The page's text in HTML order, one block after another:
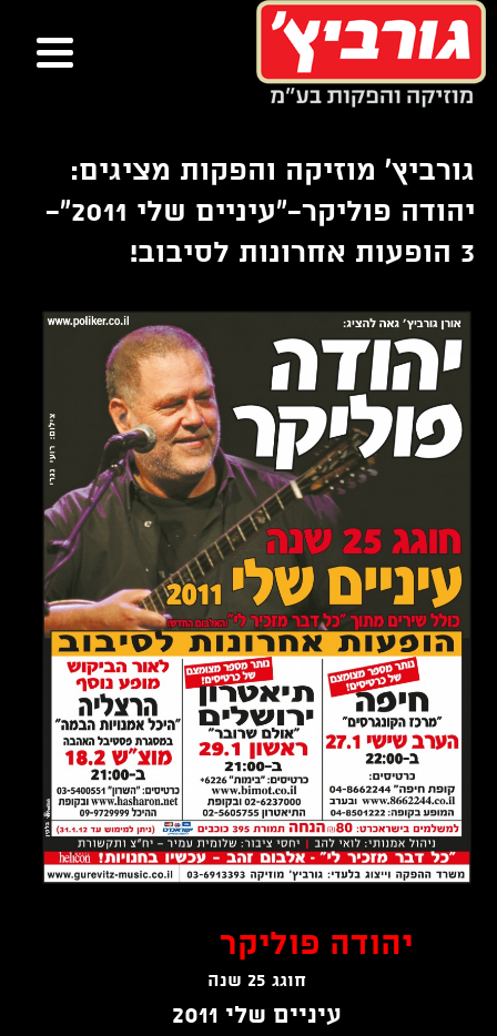
עבור
לתוכן
צור
קשר
גורביץ' מוזיקה והפקות מציגים:
יהודה פוליקר-"עיניים שלי 2011"-
3 הופעות אחרונות לסיבוב!
יהודה פוליקר
חוגג 25 שנה
עיניים שלי 2011